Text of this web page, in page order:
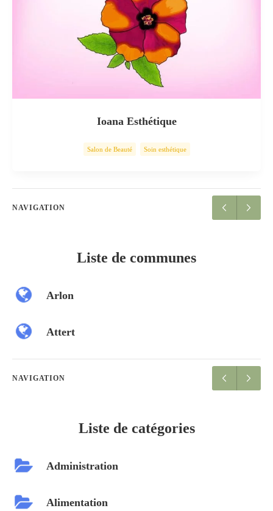
Ioana Esthétique
Salon de Beauté Soin esthétique
NAVIGATION
Liste de communes
Arlon
Attert
NAVIGATION
Liste de catégories
Administration
Alimentation